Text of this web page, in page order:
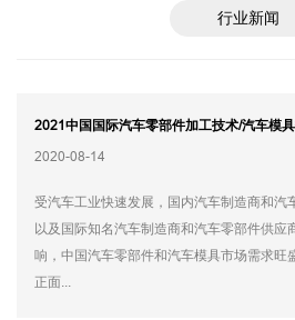
行业新闻
2021中国国际汽车零部件加工技术/汽车模
2020-08-14
受汽车工业快速发展，国内汽车制造商和汽
以及国际知名汽车制造商和汽车零部件供应
响，中国汽车零部件和汽车模具市场需求旺
正面...